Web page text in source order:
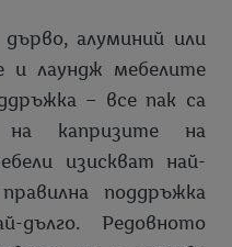
алуминий или
и лаундж мебелите
– все пак са
на капризите на
изискват най-
поддръжка
Редовното